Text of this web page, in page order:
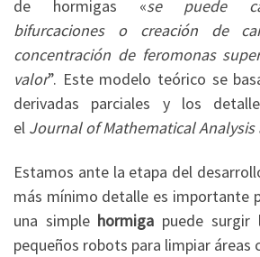
de hormigas «se puede
bifurcaciones o creación de
concentración de feromonas
valor”. Este modelo teórico se
derivadas parciales y los
el Journal of Mathematical
Estamos ante la etapa del
más mínimo detalle es importante
una simple hormiga puede surgir
pequeños robots para limpiar áreas